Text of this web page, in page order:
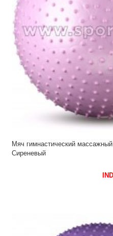
Мяч гимнастический
Сиреневый